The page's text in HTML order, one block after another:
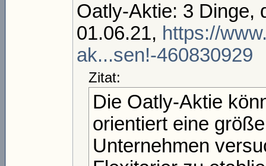
Oatly-Aktie: 3 Dinge,
01.06.21, https://
ak...sen!-460830929
Zitat:
Die Oatly-Aktie
orientiert eine
Unternehmen